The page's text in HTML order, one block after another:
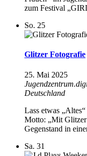
zum Festival
So. 25
Glitzer Fotografie
25. Mai 2025
Deutschland
Lass etwas
Motto: „Mit Glitzer
Gegenstand in
Sa. 31